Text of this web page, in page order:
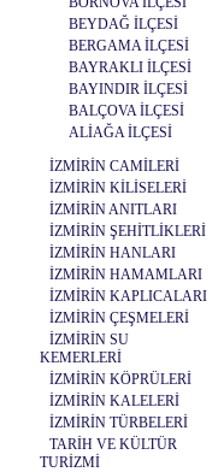
BEYDAĞ İLÇESİ
BERGAMA İLÇESİ
BAYRAKLI İLÇESİ
BAYINDIR İLÇESİ
BALÇOVA İLÇESİ
ALİAĞA İLÇESİ
İZMİRİN CAMİLERİ
İZMİRİN KİLİSELERİ
İZMİRİN ANITLARI
İZMİRİN ŞEHİTLİKLERİ
İZMİRİN HANLARI
İZMİRİN HAMAMLARI
İZMİRİN KAPLICALARI
İZMİRİN ÇEŞMELERİ
İZMİRİN SU
KEMERLERİ
İZMİRİN KÖPRÜLERİ
İZMİRİN KALELERİ
İZMİRİN TÜRBELERİ
TARİH VE KÜLTÜR
TURİZMİ